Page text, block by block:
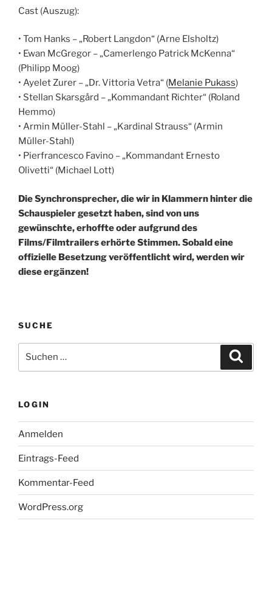
Cast (Auszug):
• Tom Hanks – „Robert Langdon“ (Arne Elsholtz)
• Ewan McGregor – „Camerlengo Patrick McKenna“
(Philipp Moog)
• Ayelet Zurer – „Dr. Vittoria Vetra“ (Melanie Pukass)
• Stellan Skarsgård – „Kommandant Richter“ (Roland
Hemmo)
• Armin Müller-Stahl – „Kardinal Strauss“ (Armin
Müller-Stahl)
• Pierfrancesco Favino – „Kommandant Ernesto
Olivetti“ (Michael Lott)
Die Synchronsprecher, die wir in Klammern hinter die
Schauspieler gesetzt haben, sind von uns
gewünschte, erhoffte oder aufgrund des
Films/Filmtrailers erhörte Stimmen. Sobald eine
offizielle Besetzung veröffentlicht wird, werden wir
diese ergänzen!
SUCHE
nach:
LOGIN
Anmelden
Eintrags-Feed
Kommentar-Feed
WordPress.org